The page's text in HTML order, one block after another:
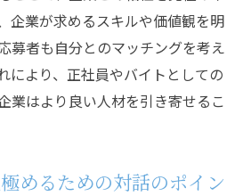
企業が求めるスキルや価値観を明
募者も自分とのマッチングを考え
により、正社員やバイトとしての
業はより良い人材を引き寄せるこ
めるための対話のポイン